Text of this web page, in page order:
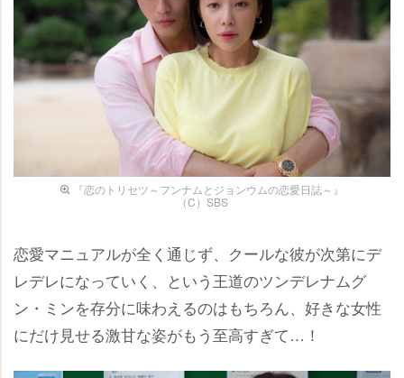
『恋のトリセツ～フンナムとジョンウムの恋愛日誌～』
（C）SBS
恋愛マニュアルが全く通じず、クールな彼が次第にデ
レデレになっていく、という王道のツンデレナムグ
ン・ミンを存分に味わえるのはもちろん、好きな女性
にだけ見せる激甘な姿がもう至高すぎて…！